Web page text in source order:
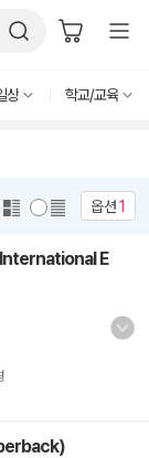
상 학교/교육
옵션1
E